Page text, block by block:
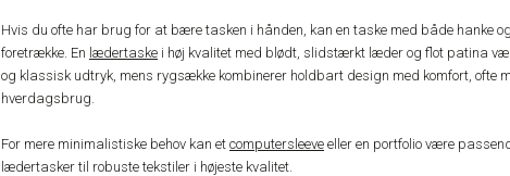
Hvis du ofte har brug for at bære tasken i hånden, kan en taske med både hanke
foretrække. En lædertaske i høj kvalitet med blødt, slidstærkt læder og flot patina
og klassisk udtryk, mens rygsække kombinerer holdbart design med komfort, ofte
hverdagsbrug.
For mere minimalistiske behov kan et computersleeve eller en portfolio være
lædertasker til robuste tekstiler i højeste kvalitet.